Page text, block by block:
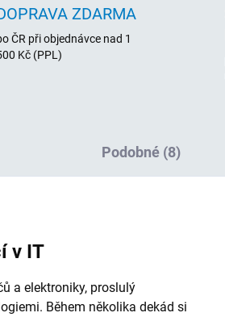
ZDARMA
ČR při objednávce nad 1
Kč (PPL)
Podobné (8)
v IT
a elektroniky, proslulý
Během několika dekád si